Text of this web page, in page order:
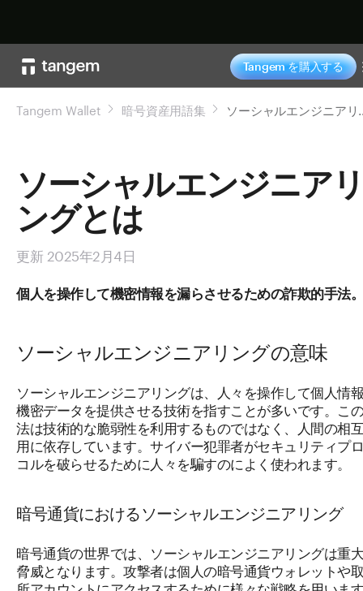
Tangem を購入する
Tangem Wallet 暗号資産用語集 ソーシ
ソーシャルエンジニア
ングとは
更新 2025年2月4日
個人を操作して機密情報を漏らさせるための詐欺的手法。
ソーシャルエンジニアリングの意味
ソーシャルエンジニアリングは、人々を操作して個人情
機密データを提供させる技術を指すことが多いです。こ
法は技術的な脆弱性を利用するものではなく、人間の相
用に依存しています。サイバー犯罪者がセキュリティプ
コルを破らせるために人々を騙すのによく使われます。
暗号通貨におけるソーシャルエンジニアリング
暗号通貨の世界では、ソーシャルエンジニアリングは重
脅威となります。攻撃者は個人の暗号通貨ウォレットや